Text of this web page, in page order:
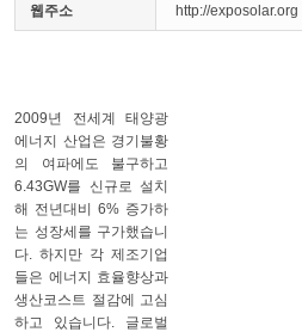
웹주소 http://exposolar.org
2009년 전세계 태양광
에너지 산업은 경기불황
의 여파에도 불구하고
6.43GW를 신규로 설치
해 전년대비 6% 증가하
는 성장세를 구가했습니
다. 하지만 각 제조기업
들은 에너지 효율향상과
생산코스트 절감에 고심
하고 있습니다. 글로벌